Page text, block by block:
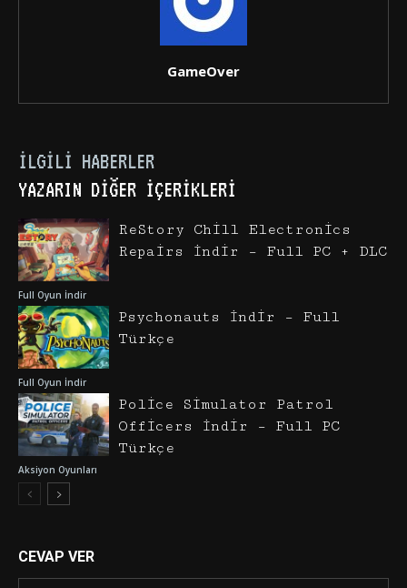
GameOver
İLGILI HABERLER
YAZARIN DIĞER İÇERIKLERI
Full Oyun İndir
ReStory Chill Electronics
Repairs İndir – Full PC + DLC
Full Oyun İndir
Psychonauts İndir – Full
Türkçe
Aksiyon Oyunları
Police Simulator Patrol
Officers İndir – Full PC
Türkçe
CEVAP VER